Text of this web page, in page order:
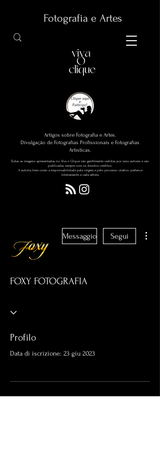
Fotografia e Artes
Artigos sobre Fotografia e Artes.
Divulgação de Fotografias Profissionais e Fotografias
Artísticas.
Todas as imagens apresentadas no Viva o Clique são gentilmente cedidas por seus autores e são
publicadas sempre com os devidos créditos.
A autoria, bem como a responsabilidade pela origem e pelo processo criativo, pertence
inteiramente a cada artista.
Messaggio Segui
FOXY FOTOGRAFIA
Profilo
Data di iscrizione: 23 giu 2023